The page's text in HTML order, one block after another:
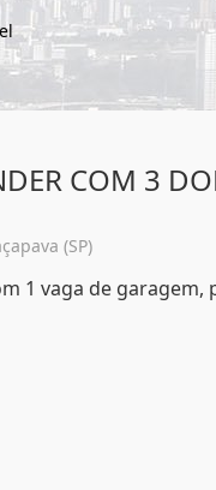
COM 3
(SP)
1 vaga de garagem,